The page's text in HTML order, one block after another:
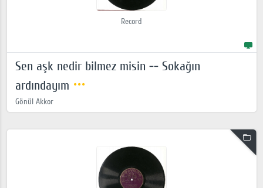
Record
Sen aşk nedir bilmez misin -- Sokağın
ardındayım
Gönül Akkor